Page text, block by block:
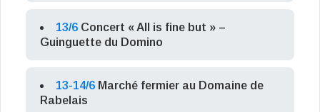
13/6 Concert « All is fine but » –
Guinguette du Domino
13-14/6 Marché fermier au Domaine de
Rabelais